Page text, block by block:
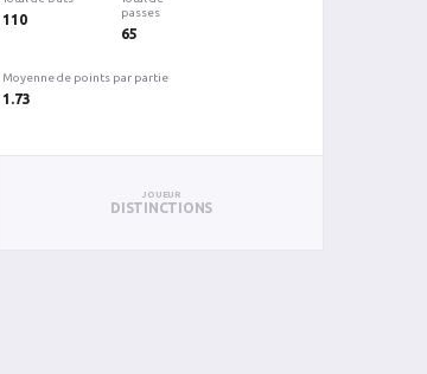
110
passes
65
Moyenne de points par partie
1.73
JOUEUR
DISTINCTIONS